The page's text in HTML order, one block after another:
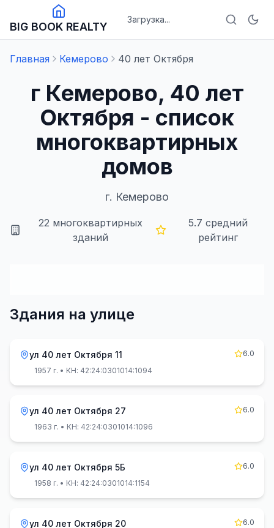
BIG BOOK REALTY
Загрузка...
Главная Кемерово 40 лет Октября
г Кемерово, 40 лет
Октября - список
многоквартирных
домов
г. Кемерово
22 многоквартирных
зданий
5.7 средний
рейтинг
Здания на улице
ул 40 лет Октября 11
6.0
1957 г. • КН: 42:24:0301014:1094
ул 40 лет Октября 27
6.0
1963 г. • КН: 42:24:0301014:1096
ул 40 лет Октября 5Б
6.0
1958 г. • КН: 42:24:0301014:1154
ул 40 лет Октября 20
6.0